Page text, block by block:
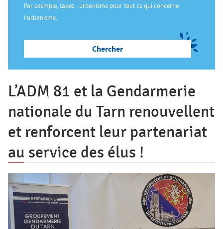
Annuaires
Espace Elus
Nous contacter
i
Par exemple, tapez : urbanisme pour tout ce qui concerne
l'urbanisme.
L’ADM 81 et la Gendarmerie
nationale du Tarn renouvellent
et renforcent leur partenariat
au service des élus !